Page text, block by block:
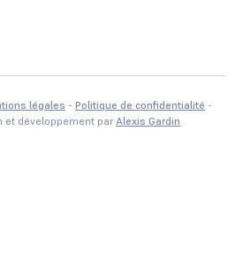
légales - Politique de confidentialité -
et développement par Alexis Gardin